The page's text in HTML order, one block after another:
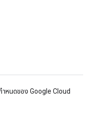
ำหนดของ Google Cloud